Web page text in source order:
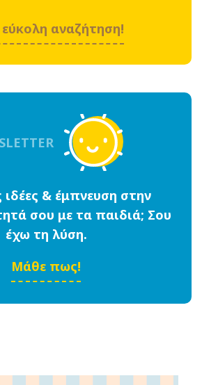
εύκολη αναζήτηση!
& έμπνευση στην
σου με τα παιδιά; Σου
έχω τη λύση.
Μάθε πως!